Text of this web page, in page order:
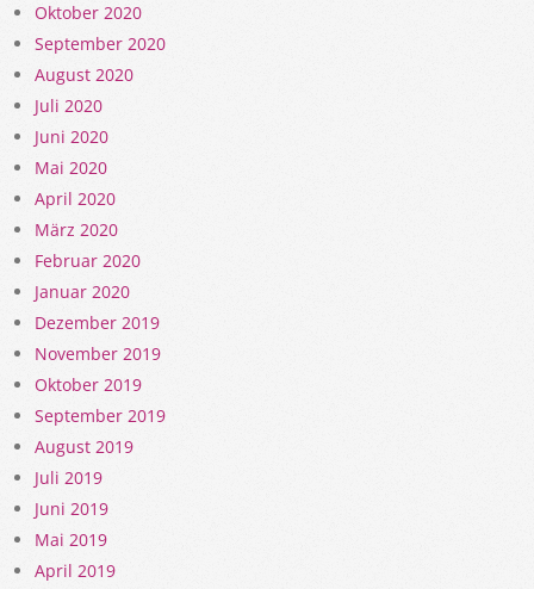
Oktober 2020
September 2020
August 2020
Juli 2020
Juni 2020
Mai 2020
April 2020
März 2020
Februar 2020
Januar 2020
Dezember 2019
November 2019
Oktober 2019
September 2019
August 2019
Juli 2019
Juni 2019
Mai 2019
April 2019